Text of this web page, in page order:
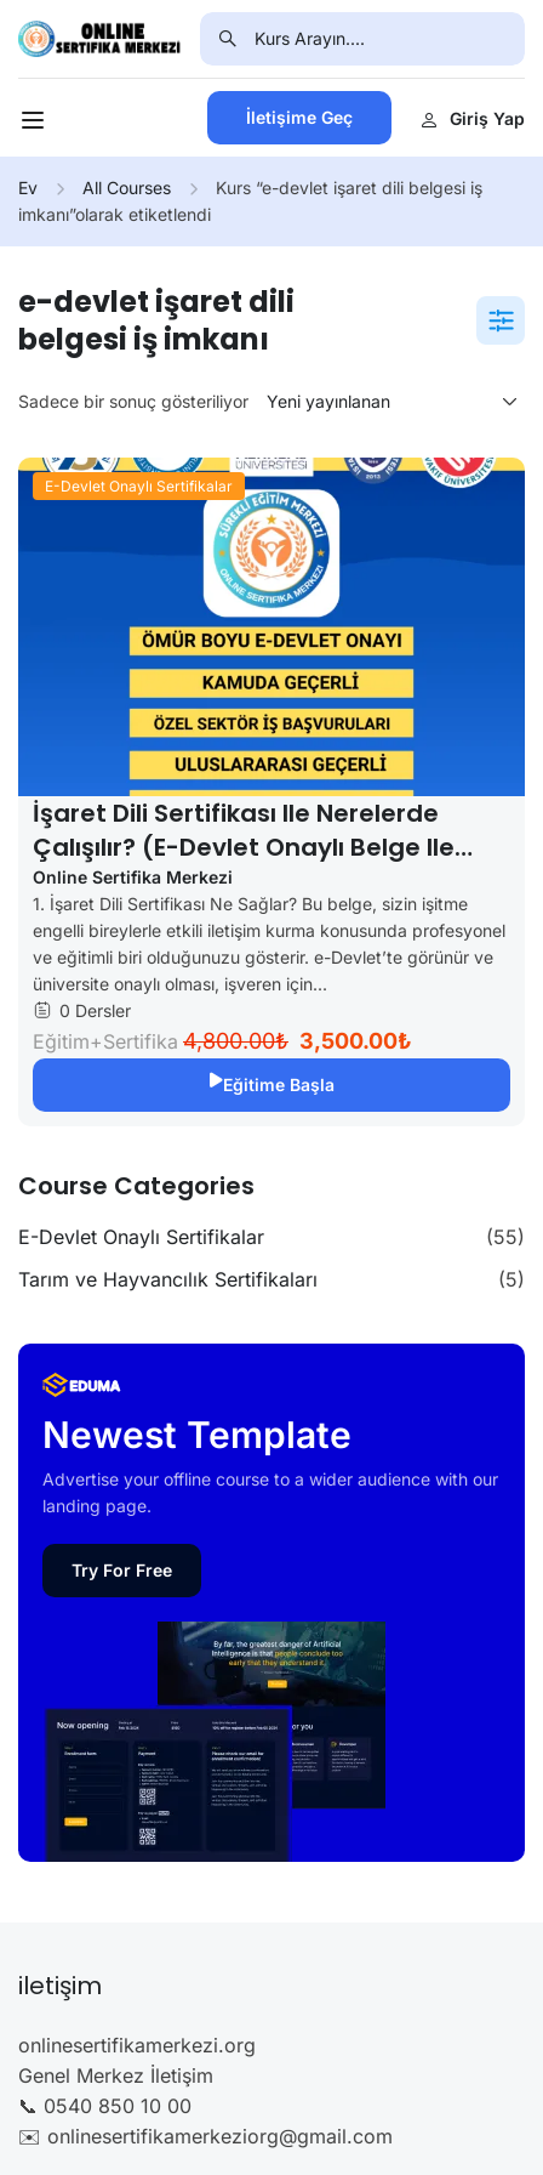
İletişime Geç Giriş Yap
Ev All Courses
Kurs “e-devlet işaret dili belgesi iş
imkanı”olarak etiketlendi
e-devlet işaret dili
belgesi iş imkanı
Sadece bir sonuç gösteriliyor
E-Devlet Onaylı Sertifikalar
İşaret Dili Sertifikası Ile Nerelerde
Çalışılır? (e-Devlet Onaylı Belge Ile
Kariyer Fırsatları)
Online Sertifika Merkezi
1. İşaret Dili Sertifikası Ne Sağlar? Bu belge, sizin işitme
engelli bireylerle etkili iletişim kurma konusunda profesyonel
ve eğitimli biri olduğunuzu gösterir. e-Devlet’te görünür ve
üniversite onaylı olması, işveren için...
0 Dersler
Eğitim+Sertifika 4,800.00₺ 3,500.00₺
Eğitime Başla
Course Categories
E-Devlet Onaylı Sertifikalar
(55)
Tarım ve Hayvancılık Sertifikaları
(5)
Newest Template
Advertise your offline course to a wider audience with our
landing page.
Try For Free
iletişim
onlinesertifikamerkezi.org
Genel Merkez İletişim
📞 0540 850 10 00
✉️ onlinesertifikamerkeziorg@gmail.com